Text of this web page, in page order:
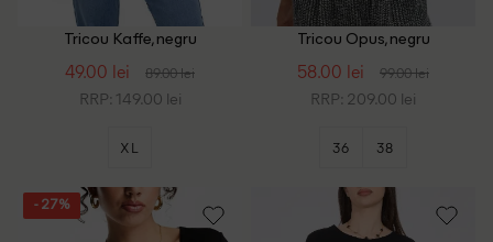
Tricou Kaffe, negru
49.00 lei 89.00 lei
RRP: 149.00 lei
XL
Tricou Opus, negru
58.00 lei 99.00 lei
RRP: 209.00 lei
36 38
- 27%